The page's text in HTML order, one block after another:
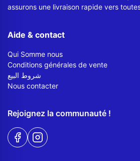
assurons une livraison rapide vers
Aide & contact
Qui Somme nous
Conditions générales de vente
شروط البيع
Nous contacter
Rejoignez la communauté !